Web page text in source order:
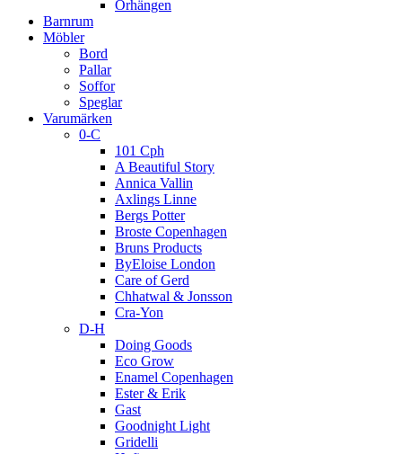
Örhängen
Barnrum
Möbler
Bord
Pallar
Soffor
Speglar
Varumärken
0-C
101 Cph
A Beautiful Story
Annica Vallin
Axlings Linne
Bergs Potter
Broste Copenhagen
Bruns Products
ByEloise London
Care of Gerd
Chhatwal & Jonsson
Cra-Yon
D-H
Doing Goods
Eco Grow
Enamel Copenhagen
Ester & Erik
Gast
Goodnight Light
Gridelli